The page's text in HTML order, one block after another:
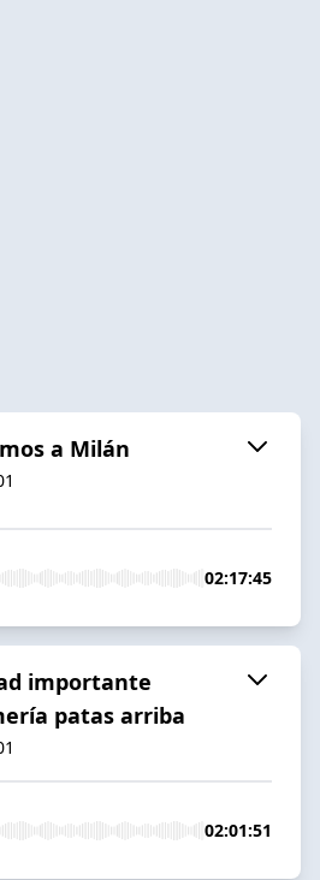
a Milán
02:17:45
importante
patas arriba
02:01:51